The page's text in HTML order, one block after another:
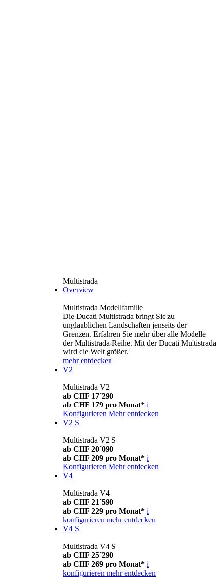
Multistrada
Overview
Multistrada Modellfamilie
Die Ducati Multistrada bringt Sie zu
unglaublichen Landschaften jenseits der
Grenzen. Erfahren Sie mehr über alle Modelle
der Multistrada-Reihe. Mit der Ducati Multistrada
wird die Welt größer.
mehr entdecken
V2
Multistrada V2
ab CHF 17´290
ab CHF 179 pro Monat* i
Konfigurieren Mehr entdecken
V2 S
Multistrada V2 S
ab CHF 20´090
ab CHF 209 pro Monat* i
Konfigurieren Mehr entdecken
V4
Multistrada V4
ab CHF 21´590
ab CHF 229 pro Monat* i
konfigurieren mehr entdecken
V4 S
Multistrada V4 S
ab CHF 25´290
ab CHF 269 pro Monat* i
konfigurieren mehr entdecken